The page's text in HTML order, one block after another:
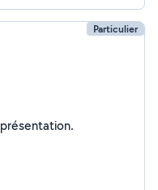
Particulier
Je n'ai pas encore renseigné ma présentation.